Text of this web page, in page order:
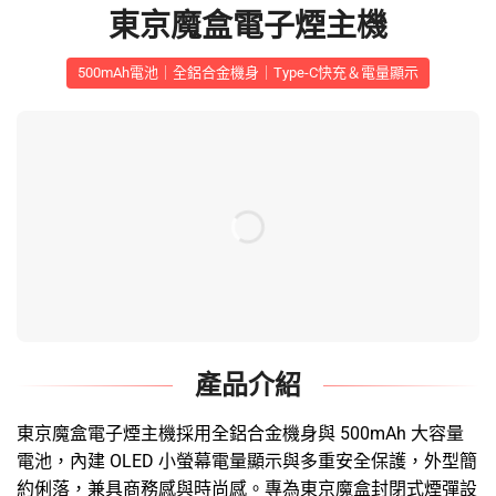
東京魔盒電子煙主機
500mAh電池｜全鋁合金機身｜Type-C快充＆電量顯示
產品介紹
東京魔盒電子煙主機採用全鋁合金機身與 500mAh 大容量
電池，內建 OLED 小螢幕電量顯示與多重安全保護，外型簡
約俐落，兼具商務感與時尚感。專為東京魔盒封閉式煙彈設